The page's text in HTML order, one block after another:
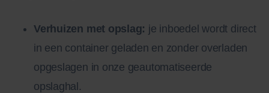
Verhuizen met opslag: je inboedel wordt direct
in een container geladen en zonder overladen
opgeslagen in onze geautomatiseerde
opslaghal.